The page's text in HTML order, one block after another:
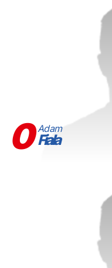
0 Adam
Fiala